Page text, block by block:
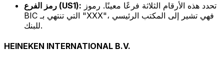
رمز الفرع (US1):
BIC التي تنتهي بـ "XXX"، فهي تشير إلى المكتب الرئيسي
للبنك.
HEINEKEN INTERNATIONAL B.V.